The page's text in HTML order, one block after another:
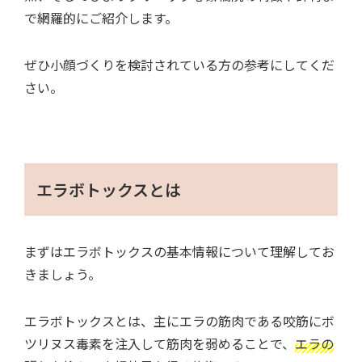
で網羅的にご紹介します。
ぜひ小顔づくりを検討されている方の参考にしてくだ
さい。
エラボトックスとは
まずはエラボトックスの基本情報について理解してお
きましょう。
エラボトックスとは、主にエラの筋肉である咬筋にボ
ツリヌス毒素を注入して筋肉を弱めることで、 エラの